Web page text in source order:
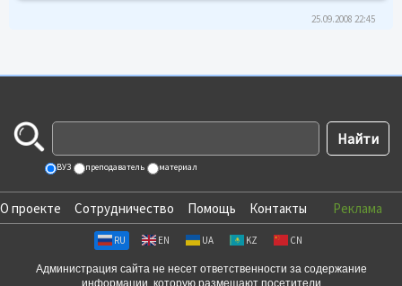
25.09.2008 22:45
ВУЗ преподаватель материал
О проекте Сотрудничество Помощь Контакты Реклама
RU EN UA KZ CN
Администрация сайта не несет ответственности за содержание